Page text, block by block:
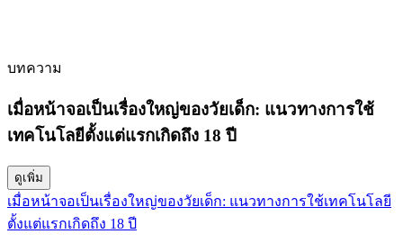
บทความ
เมื่อหน้าจอเป็นเรื่องใหญ่ของวัยเด็ก: แนวทางการใช้
เทคโนโลยีตั้งแต่แรกเกิดถึง 18 ปี
ดูเพิ่ม
เมื่อหน้าจอเป็นเรื่องใหญ่ของวัยเด็ก: แนวทางการใช้เทคโนโลยี
ตั้งแต่แรกเกิดถึง 18 ปี